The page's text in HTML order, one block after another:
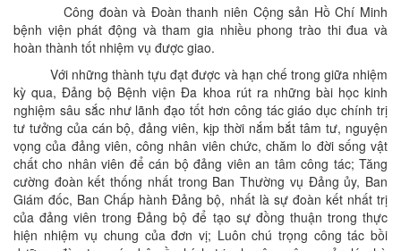
Công đoàn và Đoàn thanh niên Cộng sản Hồ Chí Minh
bệnh viện phát động và tham gia nhiều phong trào thi đua và
hoàn thành tốt nhiệm vụ được giao.
Với những thành tựu đạt được và hạn chế trong giữa nhiệm
kỳ qua, Đảng bộ Bệnh viện Đa khoa rút ra những bài học kinh
nghiệm sâu sắc như lãnh đạo tốt hơn công tác giáo dục chính trị
tư tưởng của cán bộ, đảng viên, kịp thời nắm bắt tâm tư, nguyện
vọng của đảng viên, công nhân viên chức, chăm lo đời sống vật
chất cho nhân viên để cán bộ đảng viên an tâm công tác; Tăng
cường đoàn kết thống nhất trong Ban Thường vụ Đảng ủy, Ban
Giám đốc, Ban Chấp hành Đảng bộ, nhất là sự đoàn kết nhất trị
của đảng viên trong Đảng bộ để tạo sự đồng thuận trong thực
hiện nhiệm vụ chung của đơn vị; Luôn chú trọng công tác bồi